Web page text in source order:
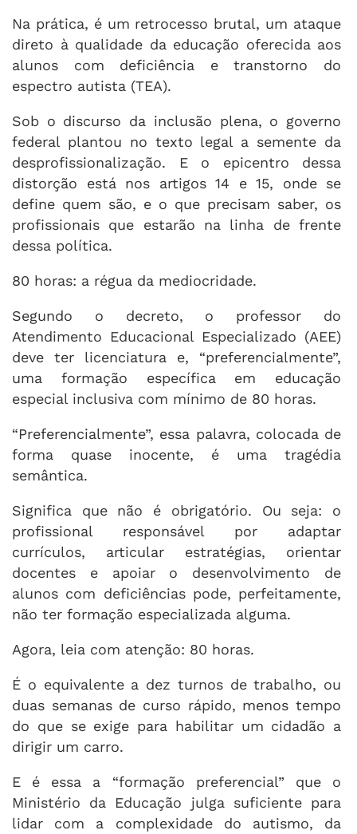
Na prática, é um retrocesso brutal, um ataque
direto à qualidade da educação oferecida aos
alunos com deficiência e transtorno do
espectro autista (TEA).
Sob o discurso da inclusão plena, o governo
federal plantou no texto legal a semente da
desprofissionalização. E o epicentro dessa
distorção está nos artigos 14 e 15, onde se
define quem são, e o que precisam saber, os
profissionais que estarão na linha de frente
dessa política.
80 horas: a régua da mediocridade.
Segundo o decreto, o professor do
Atendimento Educacional Especializado (AEE)
deve ter licenciatura e, “preferencialmente”,
uma formação específica em educação
especial inclusiva com mínimo de 80 horas.
“Preferencialmente”, essa palavra, colocada de
forma quase inocente, é uma tragédia
semântica.
Significa que não é obrigatório. Ou seja: o
profissional responsável por adaptar
currículos, articular estratégias, orientar
docentes e apoiar o desenvolvimento de
alunos com deficiências pode, perfeitamente,
não ter formação especializada alguma.
Agora, leia com atenção: 80 horas.
É o equivalente a dez turnos de trabalho, ou
duas semanas de curso rápido, menos tempo
do que se exige para habilitar um cidadão a
dirigir um carro.
E é essa a “formação preferencial” que o
Ministério da Educação julga suficiente para
lidar com a complexidade do autismo, da